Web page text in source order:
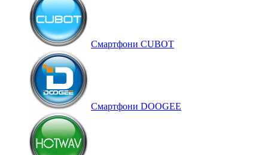
Смартфони CUBOT
Смартфони DOOGEE